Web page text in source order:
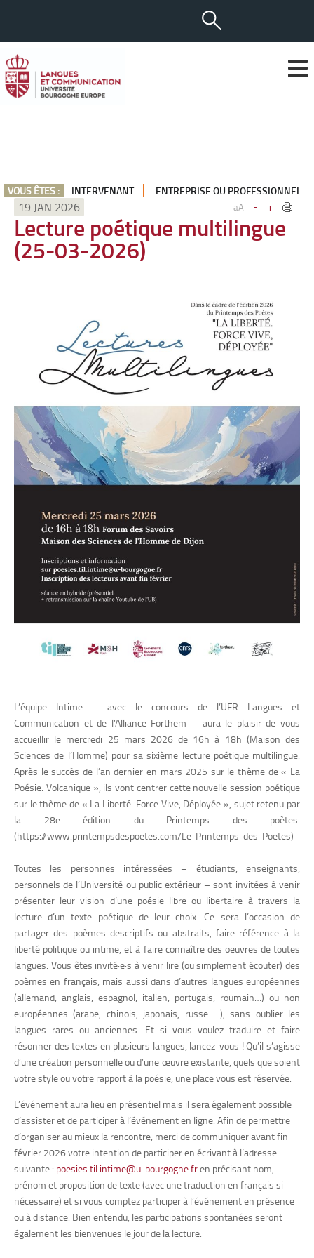
VOUS ÊTES : INTERVENANT ENTREPRISE OU PROFESSIONNEL
aA - +
19 JAN 2026
Lecture poétique multilingue
(25-03-2026)
L’équipe Intime – avec le concours de l’UFR Langues et
Communication et de l’Alliance Forthem – aura le plaisir de vous
accueillir le mercredi 25 mars 2026 de 16h à 18h (Maison des
Sciences de l’Homme) pour sa sixième lecture poétique multilingue.
Après le succès de l’an dernier en mars 2025 sur le thème de « La
Poésie. Volcanique », ils vont centrer cette nouvelle session poétique
sur le thème de « La Liberté. Force Vive, Déployée », sujet retenu par
la 28e édition du Printemps des poètes.
(https://www.printempsdespoetes.com/Le-Printemps-des-Poetes)
Toutes les personnes intéressées – étudiants, enseignants,
personnels de l’Université ou public extérieur – sont invitées à venir
présenter leur vision d’une poésie libre ou libertaire à travers la
lecture d’un texte poétique de leur choix. Ce sera l’occasion de
partager des poèmes descriptifs ou abstraits, faire référence à la
liberté politique ou intime, et à faire connaître des oeuvres de toutes
langues. Vous êtes invité·e·s à venir lire (ou simplement écouter) des
poèmes en français, mais aussi dans d’autres langues européennes
(allemand, anglais, espagnol, italien, portugais, roumain…) ou non
européennes (arabe, chinois, japonais, russe …), sans oublier les
langues rares ou anciennes. Et si vous voulez traduire et faire
résonner des textes en plusieurs langues, lancez-vous ! Qu’il s’agisse
d’une création personnelle ou d’une œuvre existante, quels que soient
votre style ou votre rapport à la poésie, une place vous est réservée.
L’événement aura lieu en présentiel mais il sera également possible
d’assister et de participer à l’événement en ligne. Afin de permettre
d’organiser au mieux la rencontre, merci de communiquer avant fin
février 2026 votre intention de participer en écrivant à l’adresse
suivante : poesies.til.intime@u-bourgogne.fren précisant nom,
prénom et proposition de texte (avec une traduction en français si
nécessaire) et si vous comptez participer à l’événement en présence
ou à distance. Bien entendu, les participations spontanées seront
également les bienvenues le jour de la lecture.